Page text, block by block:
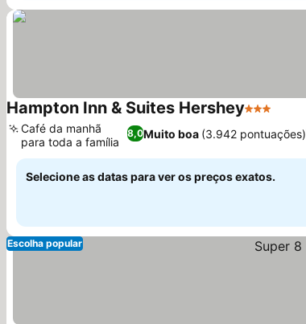
Hampton Inn & Suites Hershey3 Estrelas
8,0Muito boa (3.942 pontuações)
Café da manhã
para toda a família
Selecione as datas para ver os preços exatos.
Escolha popular